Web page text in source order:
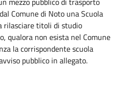
Comune di Noto una Scuola
rilasciare titoli di studio
qualora non esista nel Comune
la corrispondente scuola
pubblico in allegato.